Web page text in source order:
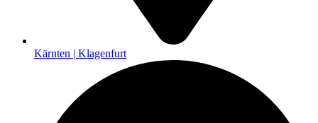
Kärnten | Klagenfurt